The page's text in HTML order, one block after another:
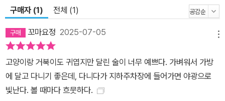
구매자 (1) 전체 (1)
꼬마요정 2025-07-05
고양이랑 거북이도 귀엽지만 달린 술이 너무 예쁘다. 가벼워서 가방
에 달고 다니기 좋은데, 다니다가 지하주차장에 들어가면 야광으로
빛난다. 볼 때마다 흐뭇하다.